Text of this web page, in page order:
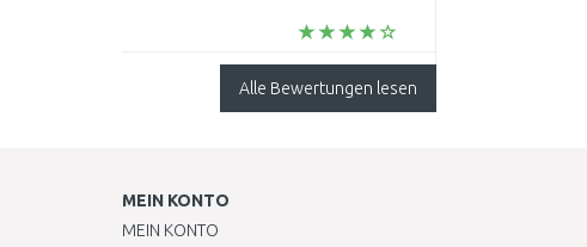
Alle Bewertungen lesen
MEIN KONTO
MEIN KONTO